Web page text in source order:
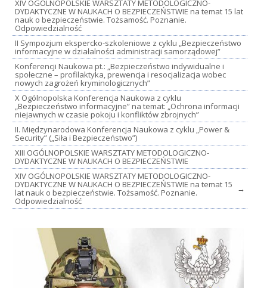
XIV OGÓLNOPOLSKIE WARSZTATY METODOLOGICZNO-
DYDAKTYCZNE W NAUKACH O BEZPIECZEŃSTWIE na temat 15 lat
nauk o bezpieczeństwie. Tożsamość. Poznanie.
Odpowiedzialność
II Sympozjum ekspercko-szkoleniowe z cyklu „Bezpieczeństwo
informacyjne w działalności administracji samorządowej”
Konferencji Naukowa pt.: „Bezpieczeństwo indywidualne i
społeczne – profilaktyka, prewencja i resocjalizacja wobec
nowych zagrożeń kryminologicznych”
X Ogólnopolska Konferencja Naukowa z cyklu
„Bezpieczeństwo informacyjne” na temat: „Ochrona informacji
niejawnych w czasie pokoju i konfliktów zbrojnych”
II. Międzynarodowa Konferencja Naukowa z cyklu „Power &
Security” („Siła i Bezpieczeństwo”)
XIII OGÓLNOPOLSKIE WARSZTATY METODOLOGICZNO-
DYDAKTYCZNE W NAUKACH O BEZPIECZEŃSTWIE
XIV OGÓLNOPOLSKIE WARSZTATY METODOLOGICZNO-
DYDAKTYCZNE W NAUKACH O BEZPIECZEŃSTWIE na temat 15
lat nauk o bezpieczeństwie. Tożsamość. Poznanie.
Odpowiedzialność
→